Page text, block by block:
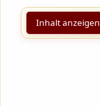
Inhalt anzeigen